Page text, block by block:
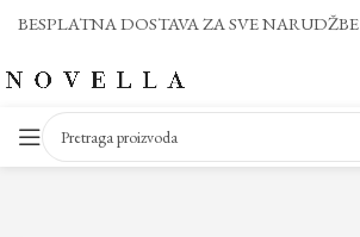
BESPLATNA DOSTAVA ZA SVE NARUDŽBE